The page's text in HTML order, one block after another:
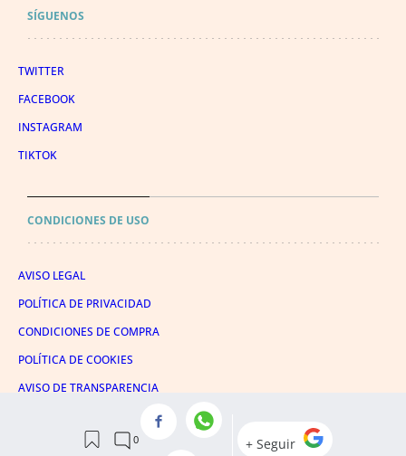
SÍGUENOS
TWITTER
FACEBOOK
INSTAGRAM
TIKTOK
CONDICIONES DE USO
AVISO LEGAL
POLÍTICA DE PRIVACIDAD
CONDICIONES DE COMPRA
POLÍTICA DE COOKIES
AVISO DE TRANSPARENCIA